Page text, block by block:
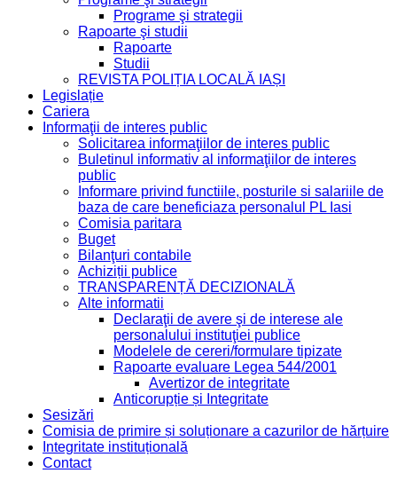
Programe şi strategii
Rapoarte şi studii
Rapoarte
Studii
REVISTA POLIȚIA LOCALĂ IAȘI
Legislație
Cariera
Informaţii de interes public
Solicitarea informaţiilor de interes public
Buletinul informativ al informaţiilor de interes
public
Informare privind functiile, posturile si salariile de
baza de care beneficiaza personalul PL Iasi
Comisia paritara
Buget
Bilanţuri contabile
Achiziții publice
TRANSPARENȚĂ DECIZIONALĂ
Alte informatii
Declaraţii de avere şi de interese ale
personalului instituţiei publice
Modelele de cereri/formulare tipizate
Rapoarte evaluare Legea 544/2001
Avertizor de integritate
Anticorupție și Integritate
Sesizări
Comisia de primire și soluționare a cazurilor de hărțuire
Integritate instituțională
Contact